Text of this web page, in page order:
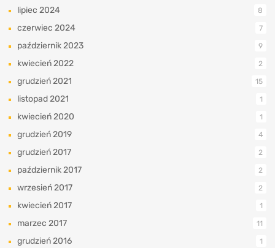
lipiec 2024 8
czerwiec 2024 7
październik 2023 9
kwiecień 2022 2
grudzień 2021 15
listopad 2021 1
kwiecień 2020 1
grudzień 2019 4
grudzień 2017 2
październik 2017 2
wrzesień 2017 2
kwiecień 2017 1
marzec 2017 11
grudzień 2016 1